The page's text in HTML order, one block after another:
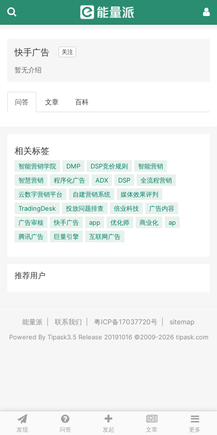
发现 问答 发起 文章 更多
快手广告 关注
暂无介绍
问答 文章 百科
相关标签
智能营销学院 DMP DSP竞价规则
智能营销
智慧营销
程序化广告 ADX DSP
全流程营销
云数字营销平台
自建营销系统
媒体效果评判
TradingDesk
投放问题排查 倍业科技
广告内容
广告审核
快手广告 app 优化师 商业化
ap
腾讯广告
巨量引擎 互联网广告
推荐用户
能量派 联系我们 粤ICP备17037720号 sitemap
Powered By Tipask3.5 Release 20191016 ©2009-2026 tipask.com